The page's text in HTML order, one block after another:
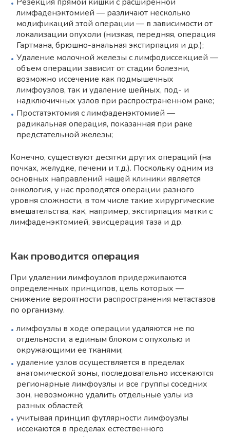
Резекция прямой кишки с расширенной
лимфаденэктомией — различают несколько
модификаций этой операции — в зависимости от
локализации опухоли (низкая, передняя, операция
Гартмана, брюшно-анальная экстирпация и др.);
Удаление молочной железы с лимфодиссекцией —
объем операции зависит от стадии болезни,
возможно иссечение как подмышечных
лимфоузлов, так и удаление шейных, под- и
надключичных узлов при распространенном раке;
Простатэктомия с лимфаденэктомией —
радикальная операция, показанная при раке
предстательной железы;
Конечно, существуют десятки других операций (на
почках, желудке, печени и т.д.). Поскольку одним из
основных направлений нашей клиники является
онкология, у нас проводятся операции разного
уровня сложности, в том числе такие хирургические
вмешательства, как, например, экстирпация матки с
лимфаденэктомией, эвисцерация таза и др.
Как проводится операция
При удалении лимфоузлов придерживаются
определенных принципов, цель которых —
снижение вероятности распространения метастазов
по организму.
лимфоузлы в ходе операции удаляются не по
отдельности, а единым блоком с опухолью и
окружающими ее тканями;
удаление узлов осуществляется в пределах
анатомической зоны, последовательно иссекаются
регионарные лимфоузлы и все группы соседних
зон, невозможно удалить отдельные узлы из
разных областей;
учитывая принцип футлярности лимфоузлы
иссекаются в пределах естественного